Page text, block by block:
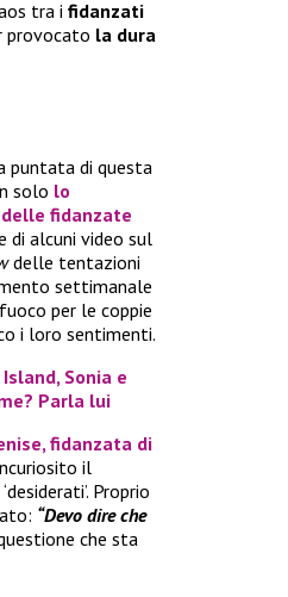
tra i fidanzati
provocato la dura
puntata di questa
solo lo
fidanzate
di alcuni video sul
delle tentazioni
settimanale
per le coppie
i loro sentimenti.
Sonia e
Parla lui
, fidanzata di
il
Proprio
“Devo dire che
che sta